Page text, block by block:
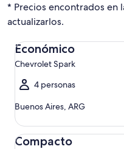
* Precios encontrados en
actualizarlos.
Económico
Chevrolet Spark
4 personas
Buenos Aires, ARG
Económico Chevrolet
Compacto
Compacto Ford Focus